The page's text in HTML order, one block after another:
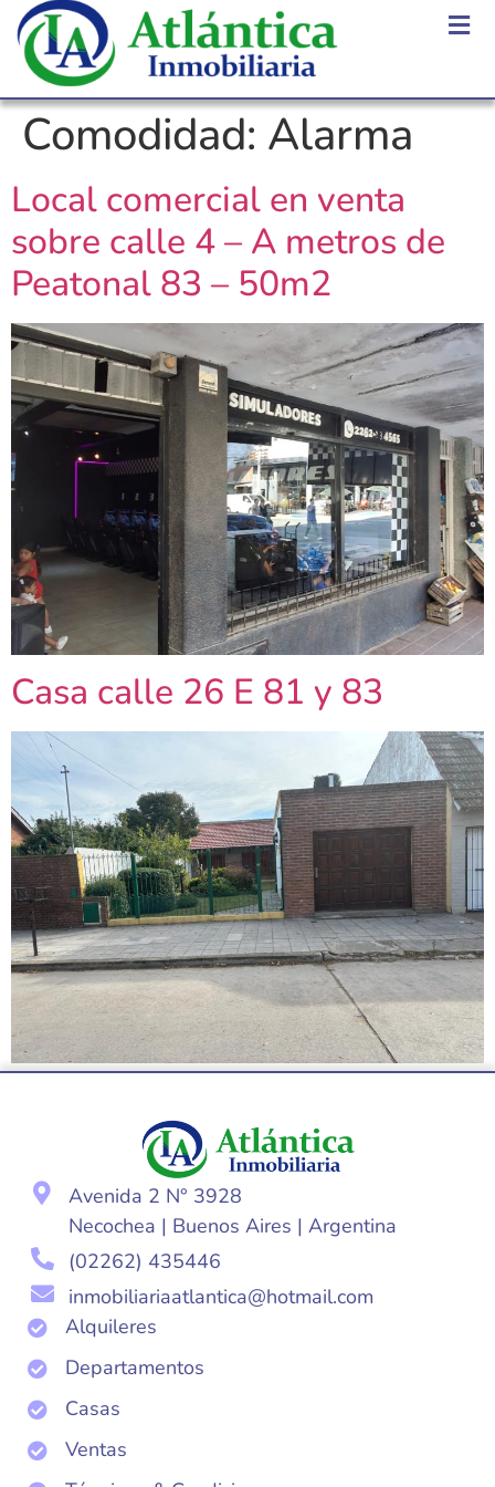
Comodidad: Alarma
Local comercial en venta
sobre calle 4 – A metros de
Peatonal 83 – 50m2
Casa calle 26 E 81 y 83
Avenida 2 N° 3928
Necochea | Buenos Aires | Argentina
(02262) 435446
inmobiliariaatlantica@hotmail.com
Alquileres
Departamentos
Casas
Ventas